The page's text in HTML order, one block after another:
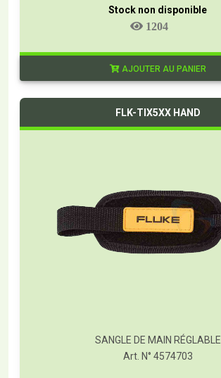
Stock non disponible
1204
AJOUTER AU PANIER
FLK-TIX5XX HAND
SANGLE DE MAIN RÉGLABLE
Art. N° 4574703